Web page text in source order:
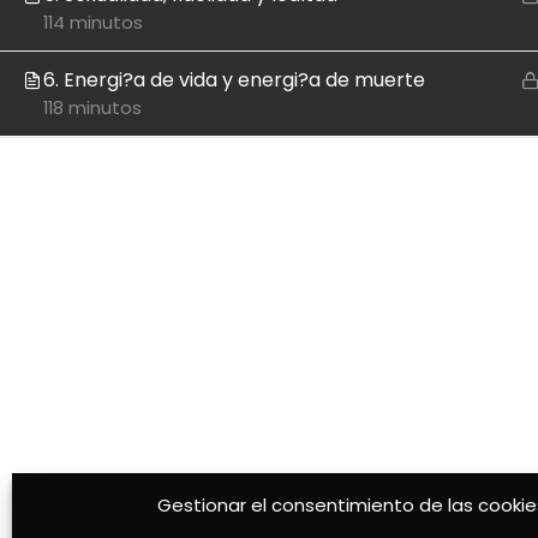
Gestionar el consentimiento de las
114 minutos
6. Energi?a de vida y energi?a de muerte
118 minutos